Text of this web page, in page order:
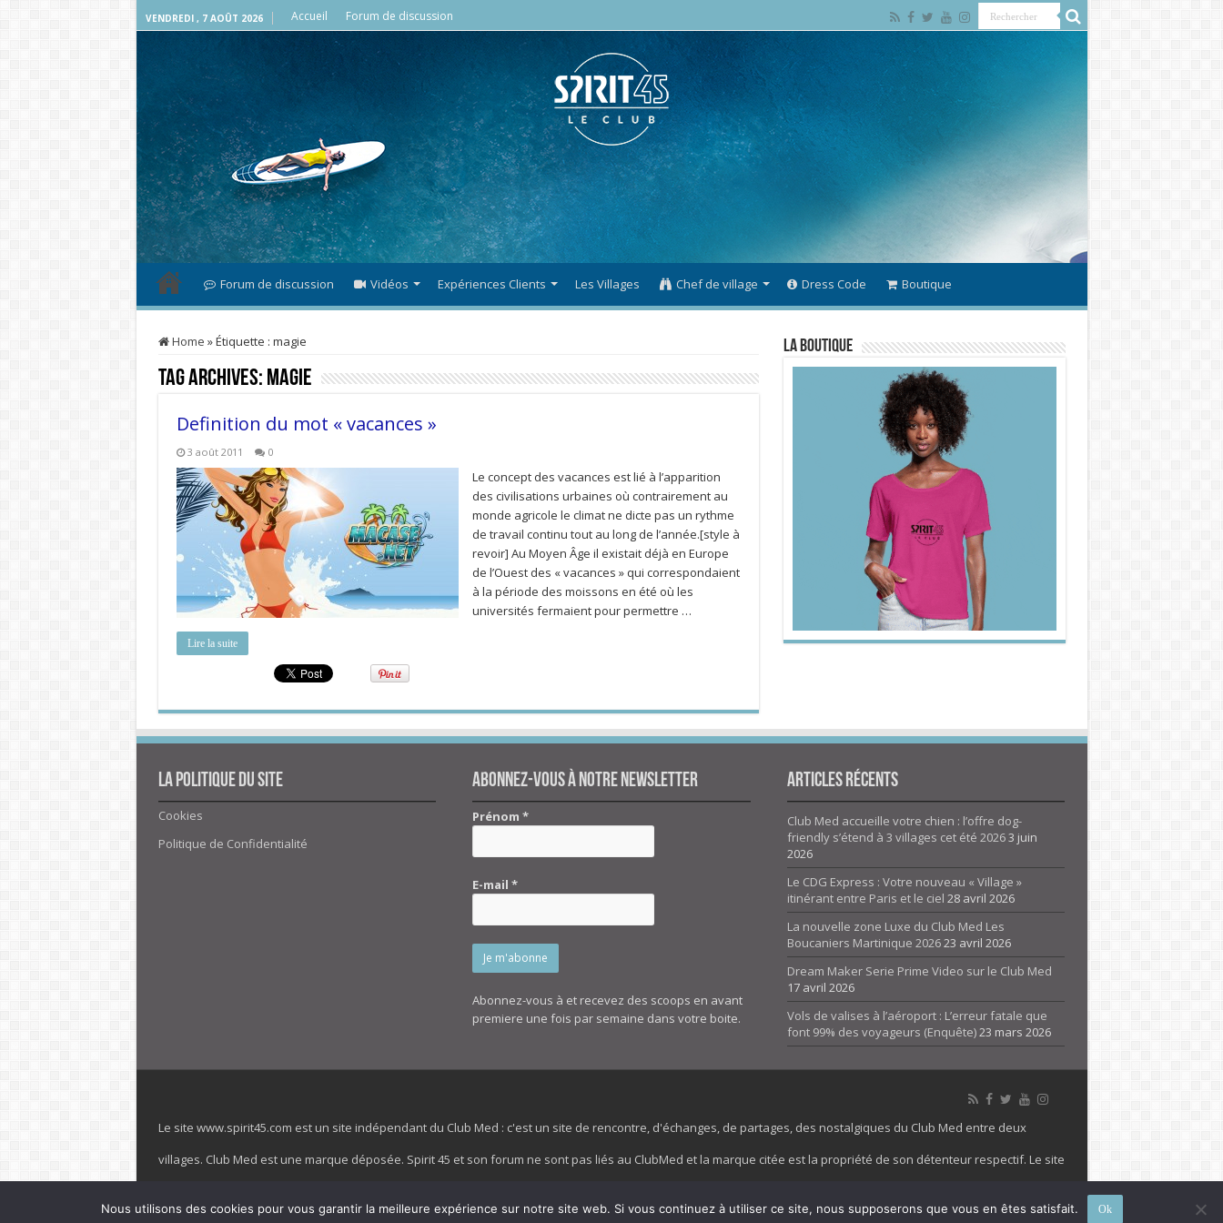
VENDREDI , 7 AOÛT 2026 Accueil Forum de discussion
Forum de discussion Vidéos Expériences Clients Les Villages Chef de village Dress Code Boutique
Home »Étiquette : magie
Tag Archives: magie
Definition du mot « vacances »
3 août 2011 0
Le concept des vacances est lié à l’apparition
des civilisations urbaines où contrairement au
monde agricole le climat ne dicte pas un rythme
de travail continu tout au long de l’année.[style à
revoir] Au Moyen Âge il existait déjà en Europe
de l’Ouest des « vacances » qui correspondaient
à la période des moissons en été où les
universités fermaient pour permettre …
Lire la suite
La Boutique
La politique du site
Cookies
Politique de Confidentialité
Abonnez-vous à notre newsletter
Prénom*
E-mail*
Abonnez-vous à et recevez des scoops en avant
premiere une fois par semaine dans votre boite.
Articles Récents
Club Med accueille votre chien : l’offre dog-
friendly s’étend à 3 villages cet été 20263 juin
2026
Le CDG Express : Votre nouveau « Village »
itinérant entre Paris et le ciel 28 avril 2026
La nouvelle zone Luxe du Club Med Les
Boucaniers Martinique 202623 avril 2026
Dream Maker Serie Prime Video sur le Club Med
17 avril 2026
Vols de valises à l’aéroport : L’erreur fatale que
font 99% des voyageurs (Enquête)23 mars 2026
Le site www.spirit45.com est un site indépendant du Club Med : c'est un site de rencontre, d'échanges, de partages, des nostalgiques du Club Med entre deux
villages. Club Med est une marque déposée. Spirit 45 et son forum ne sont pas liés au ClubMed et la marque citée est la propriété de son détenteur respectif. Le site
Nous utilisons des cookies pour vous garantir la meilleure expérience sur notre site web. Si vous continuez à utiliser ce site, nous supposerons que vous en êtes satisfait. Ok